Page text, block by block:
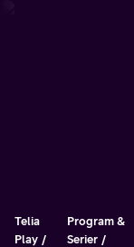
Telia
Play
Program &
Serier